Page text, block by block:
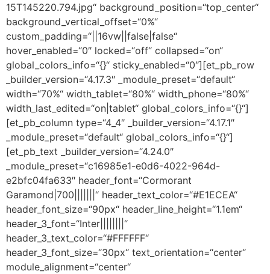
15T145220.794.jpg“ background_position=“top_center“
background_vertical_offset=“0%“
custom_padding=“||16vw||false|false“
hover_enabled=“0″ locked=“off“ collapsed=“on“
global_colors_info=“{}“ sticky_enabled=“0″][et_pb_row
_builder_version=“4.17.3″ _module_preset=“default“
width=“70%“ width_tablet=“80%“ width_phone=“80%“
width_last_edited=“on|tablet“ global_colors_info=“{}“]
[et_pb_column type=“4_4″ _builder_version=“4.17.1″
_module_preset=“default“ global_colors_info=“{}“]
[et_pb_text _builder_version=“4.24.0″
_module_preset=“c16985e1-e0d6-4022-964d-
e2bfc04fa633″ header_font=“Cormorant
Garamond|700|||||||“ header_text_color=“#E1ECEA“
header_font_size=“90px“ header_line_height=“1.1em“
header_3_font=“Inter||||||||“
header_3_text_color=“#FFFFFF“
header_3_font_size=“30px“ text_orientation=“center“
module_alignment=“center“